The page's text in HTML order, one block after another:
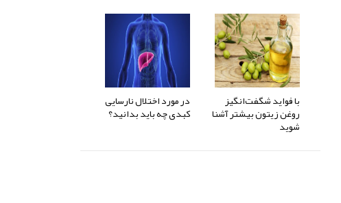
با فواید شگفت‌انگیز
روغن زیتون بیشتر آشنا
شوید
در مورد اختلال نارسایی
کبدی چه باید بدانید؟